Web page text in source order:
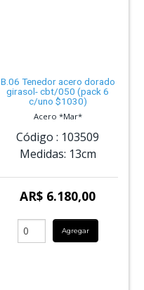
B.06 Tenedor acero dorado
girasol- cbt/050 (pack 6
c/uno $1030)
Acero *Mar*
Código : 103509
Medidas: 13cm
AR$ 6.180,00
Agregar